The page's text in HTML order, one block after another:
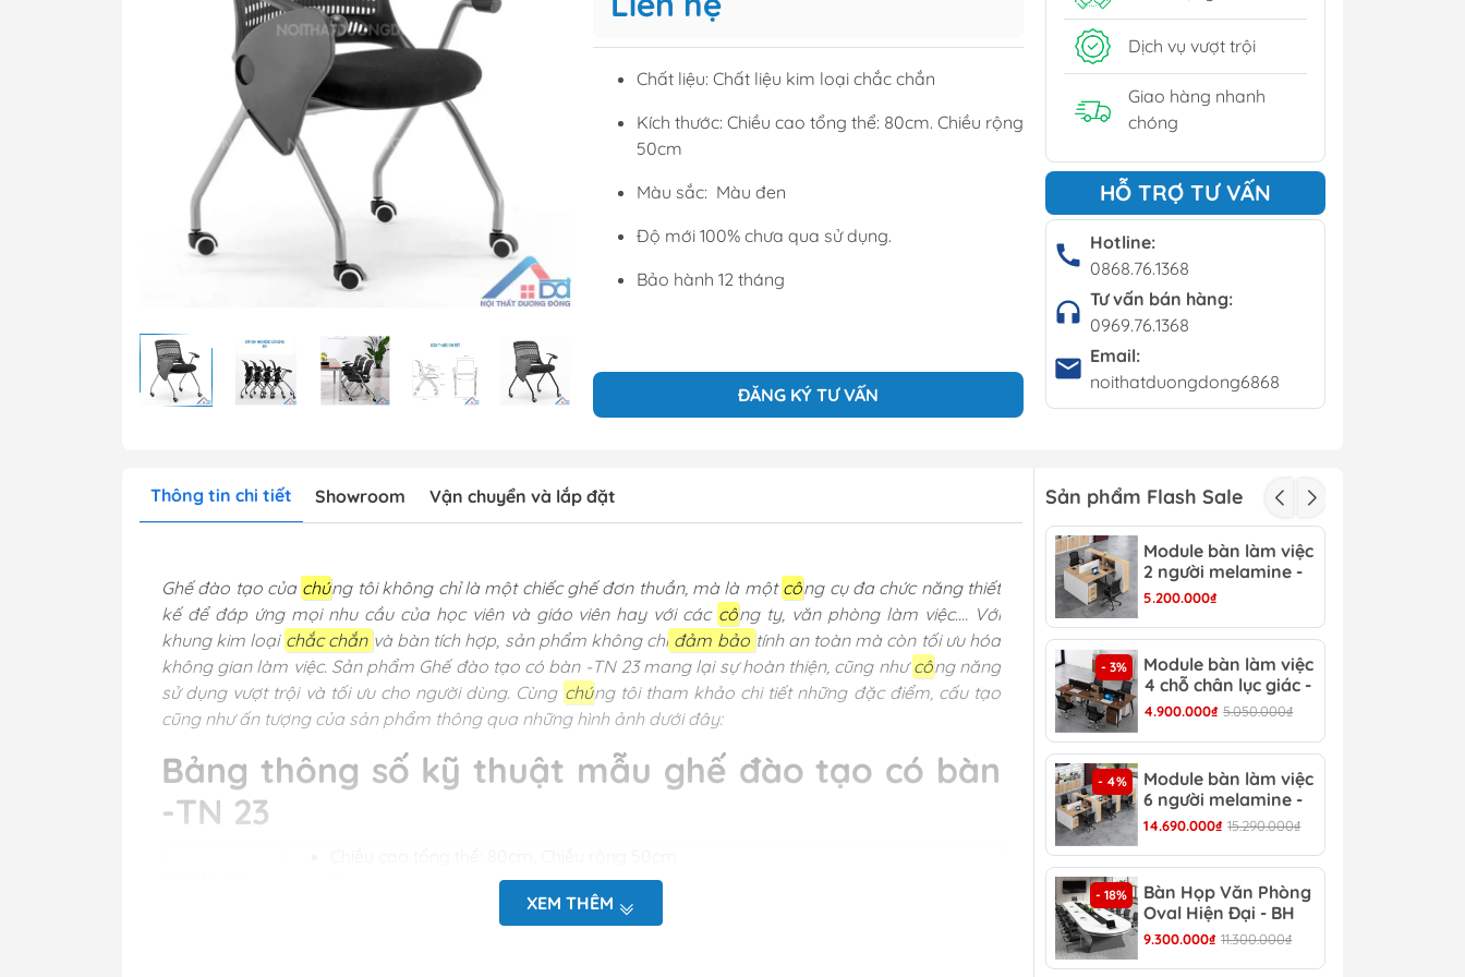
Tủ trang trí - Giá kệ
Bàn training
Ghế training
Bàn ghế học sinh
Bảng từ
Sofa văng
Sofa góc
Sofa phòng chờ thư giãn
Sofa giường
Bộ bàn ghế cafe
Bàn cafe
Ghế cafe
Ghế bar
Chất liệu: Chất liệu kim loại chắc chắn
Kích thước: Chiều cao tổng thể: 80cm. Chiều rộng
50cm
Màu sắc: Màu đen
Độ mới 100% chưa qua sử dụng.
Bảo hành 12 tháng
ĐĂNG KÝ TƯ VẤN
Dịch vụ vượt trội
Giao hàng nhanh
chóng
HỖ TRỢ TƯ VẤN
Hotline:
0868.76.1368
Tư vấn bán hàng:
0969.76.1368
Email:
noithatduongdong6868
Thông tin chi tiết Showroom Vận chuyển và lắp đặt
Ghế đào tạo của chúng tôi không chỉ là một chiếc ghế đơn thuần, mà là một công cụ đa chức năng thiết
kế để đáp ứng mọi nhu cầu của học viên và giáo viên hay với các công ty, văn phòng làm việc.... Với
khung kim loại chắc chắn và bàn tích hợp, sản phẩm không chỉ đảm bảo tính an toàn mà còn tối ưu hóa
không gian làm việc. Sản phẩm Ghế đào tạo có bàn -TN 23 mang lại sự hoàn thiện, cũng nhưcông năng
sử dụng vượt trội và tối ưu cho người dùng. Cùng chúng tôi tham khảo chi tiết những đặc điểm, cấu tạo
cũng như ấn tượng của sản phẩm thông qua những hình ảnh dưới đây:
Bảng thông số kỹ thuật mẫu ghế đào tạo có bàn
-TN 23
Tùy chỉnh kích thước theo nhu cầu
XEM THÊM
Sản phẩm Flash Sale
Module bàn làm việc
2 người melamine -
CB 15
5.200.000₫
- 3%
Module bàn làm việc
4 chỗ chân lục giác -
CB 17
4.900.000₫ 5.050.000₫
- 4%
Module bàn làm việc
6 người melamine -
CB 20
14.690.000₫ 15.290.000₫
- 18%
Bàn Họp Văn Phòng
Oval Hiện Đại - BH
44
9.300.000₫ 11.300.000₫